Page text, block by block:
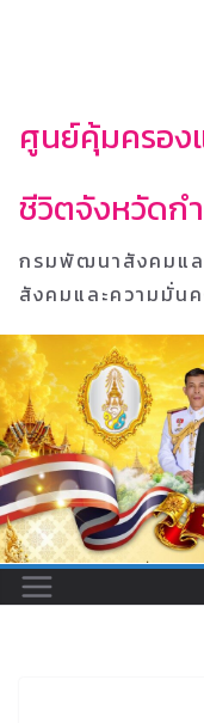
ศูนย์คุ้มครอง
ชีวิตจังหวัดก
กรมพัฒนาสังคมแล
สังคมและความมั่น